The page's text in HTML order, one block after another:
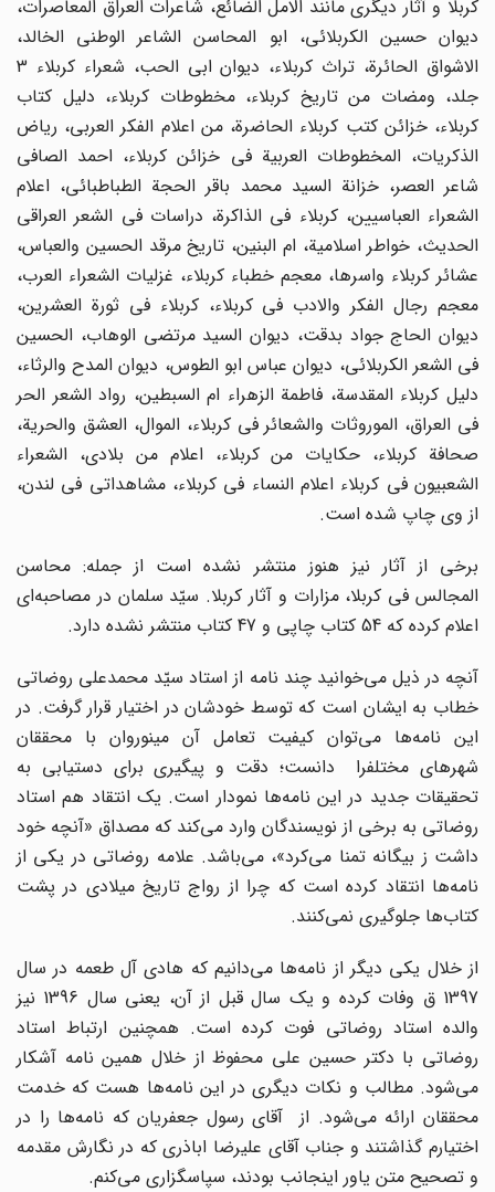
کربلا و آثار دیگری مانند الامل الضائع، شاعرات العراق المعاصرات،
دیوان حسین الکربلائی، ابو المحاسن الشاعر الوطنی الخالد،
الاشواق الحائرة، تراث کربلاء، دیوان ابی الحب، شعراء کربلاء 3
جلد، ومضات من تاریخ کربلاء، مخطوطات کربلاء، دلیل کتاب
کربلاء، خزائن کتب کربلاء الحاضرة، من اعلام الفکر العربی، ریاض
الذکریات، المخطوطات العربیة فی خزائن کربلاء، احمد الصافی
شاعر العصر، خزانة السید محمد باقر الحجة الطباطبائی، اعلام
الشعراء العباسیین، کربلاء فی الذاکرة، دراسات فی الشعر العراقی
الحدیث، خواطر اسلامیة، ام البنین، تاریخ مرقد الحسین والعباس،
عشائر کربلاء واسرها، معجم خطباء کربلاء، غزلیات الشعراء العرب،
معجم رجال الفکر والادب فی کربلاء، کربلاء فی ثورة العشرین،
دیوان الحاج جواد بدقت، دیوان السید مرتضی الوهاب، الحسین
فی الشعر الکربلائی، دیوان عباس ابو الطوس، دیوان المدح والرثاء،
دلیل کربلاء المقدسة، فاطمة الزهراء ام السبطین، رواد الشعر الحر
فی العراق، الموروثات والشعائر فی کربلاء، الموال، العشق والحریة،
صحافة کربلاء، حکایات من کربلاء، اعلام من بلادی، الشعراء
الشعبیون فی کربلاء اعلام النساء فی کربلاء، مشاهداتی فی لندن،
از وی چاپ شده است.
برخی از آثار نیز هنوز منتشر نشده است از جمله: محاسن
المجالس فی کربلا، مزارات و آثار کربلا. سیّد سلمان در مصاحبه‌ای
اعلام کرده که 54 کتاب چاپی و 47 کتاب منتشر نشده دارد.
آنچه در ذیل می‌خوانید چند نامه از استاد سیّد محمدعلی روضاتی
خطاب به ایشان است که توسط خودشان در اختیار قرار گرفت. در
این نامه‌ها می‌توان کیفیت تعامل آن مینوروان با محققان
شهرهای مختلفرا دانست؛ دقت و پیگیری برای دستیابی به
تحقیقات جدید در این نامه‌ها نمودار است. یک انتقاد هم استاد
روضاتی به برخی از نویسندگان وارد می‌کند که مصداق «آنچه خود
داشت ز بیگانه تمنا می‌کرد»، می‌باشد. علامه روضاتی در یکی از
نامه‌ها انتقاد کرده است که چرا از رواج تاریخ میلادی در پشت
کتاب‌ها جلوگیری نمی‌کنند.
از خلال یکی دیگر از نامه‌ها می‌دانیم که هادی آل طعمه در سال
1397 ق وفات کرده و یک سال قبل از آن، یعنی سال 1396 نیز
والده استاد روضاتی فوت کرده است. همچنین ارتباط استاد
روضاتی با دکتر حسین علی محفوظ از خلال همین نامه آشکار
می‌شود. مطالب و نکات دیگری در این نامه‌ها هست که خدمت
محققان ارائه می‌شود. از آقای رسول جعفریان که نامه‌ها را در
اختیارم گذاشتند و جناب آقای علیرضا اباذری که در نگارش مقدمه
و تصحیح متن یاور اینجانب بودند، سپاسگزاری می‌کنم.